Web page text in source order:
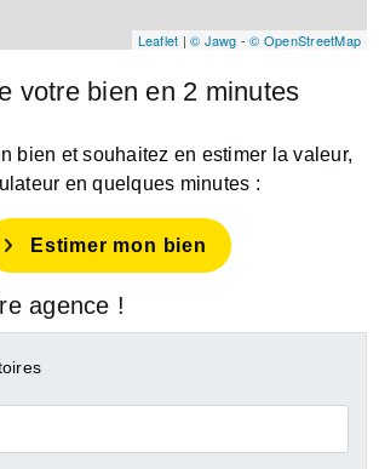
Leaflet | © Jawg -© OpenStreetMap
votre bien en 2 minutes
bien et souhaitez en estimer la valeur,
en quelques minutes :
Estimer mon bien
agence !